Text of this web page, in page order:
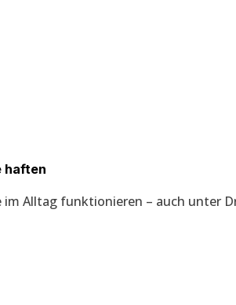
haften
im Alltag funktionieren – auch unter